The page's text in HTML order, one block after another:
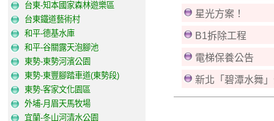
台東-知本國家森林遊樂區
台東鐵道藝術村
和平-德基水庫
和平-谷關露天泡腳池
東勢-東勢河濱公園
東勢-東豐腳踏車道(東勢段)
東勢-客家文化園區
外埔-月眉天馬牧場
宜蘭-冬山河清水公園
星光方案！
B1拆除工程
電梯保養公告
新北「碧潭水舞